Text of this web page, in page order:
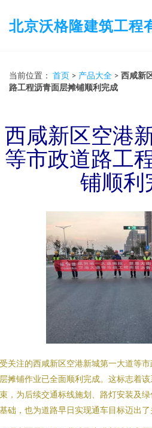
北京沃格隆建筑工程
当前位置： 首页 > 产品大全 > 西咸新
路工程沥青面层摊铺顺利完成
西咸新区空港
等市政道路工
铺顺利
关注的西咸新区空港新城第一大道等
摊铺作业已全面顺利完成。这标志着
，为后续交通标线施划、路灯安装及
础，也为道路早日实现通车目标迈出了